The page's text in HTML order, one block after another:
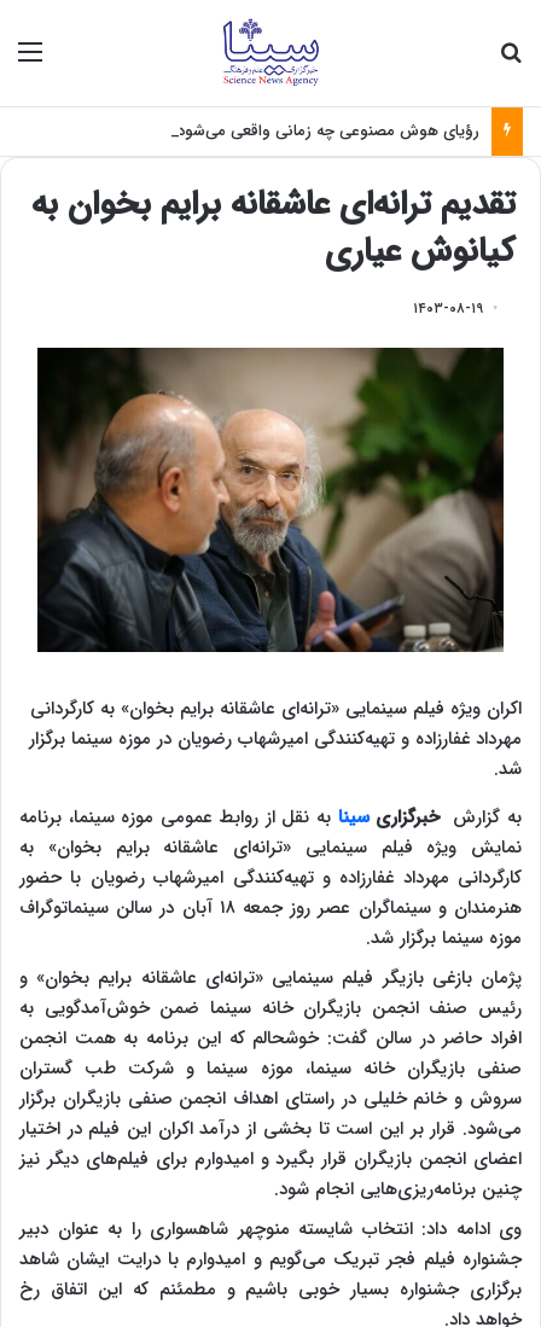
رؤیای هوش مصنوعی چه زمانی واقعی می‌شود؟
تقدیم ترانه‌ای عاشقانه برایم بخوان به
کیانوش عیاری
۱۴۰۳-۰۸-۱۹
اکران ویژه فیلم سینمایی «ترانه‌ای عاشقانه برایم بخوان» به کارگردانی
مهرداد غفارزاده و تهیه‌کنندگی امیرشهاب رضویان در موزه سینما برگزار
شد.
به گزارش خبرگزاری سینا به نقل از روابط عمومی موزه سینما، برنامه
نمایش ویژه فیلم سینمایی «ترانه‌ای عاشقانه برایم بخوان» به
کارگردانی مهرداد غفارزاده و تهیه‌کنندگی امیرشهاب رضویان با حضور
هنرمندان و سینماگران عصر روز جمعه ۱۸ آبان در سالن سینماتوگراف
موزه سینما برگزار شد.
پژمان بازغی بازیگر فیلم سینمایی «ترانه‌ای عاشقانه برایم بخوان» و
رئیس صنف انجمن بازیگران خانه سینما ضمن خوش‌آمدگویی به
افراد حاضر در سالن گفت: خوشحالم که این برنامه به همت انجمن
صنفی بازیگران خانه سینما، موزه سینما و شرکت طب گستران
سروش و خانم خلیلی در راستای اهداف انجمن صنفی بازیگران برگزار
می‌شود. قرار بر این است تا بخشی از درآمد اکران این فیلم در اختیار
اعضای انجمن بازیگران قرار بگیرد و امیدوارم برای فیلم‌های دیگر نیز
چنین برنامه‌ریزی‌هایی انجام شود.
وی ادامه داد: انتخاب شایسته منوچهر شاهسواری را به عنوان دبیر
جشنواره فیلم فجر تبریک می‌گویم و امیدوارم با درایت ایشان شاهد
برگزاری جشنواره بسیار خوبی باشیم و مطمئنم که این اتفاق رخ
خواهد داد.